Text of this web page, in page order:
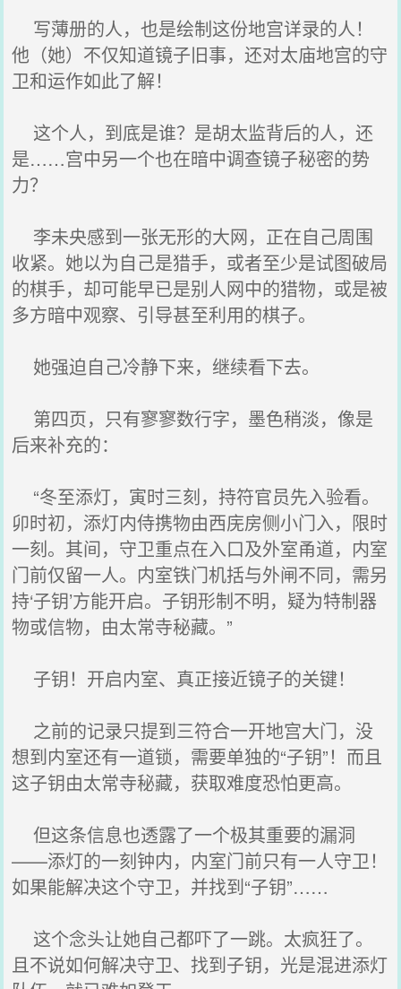
写薄册的人，也是绘制这份地宫详录的人！
他（她）不仅知道镜子旧事，还对太庙地宫的守
卫和运作如此了解！
这个人，到底是谁？是胡太监背后的人，还
是……宫中另一个也在暗中调查镜子秘密的势
力？
李未央感到一张无形的大网，正在自己周围
收紧。她以为自己是猎手，或者至少是试图破局
的棋手，却可能早已是别人网中的猎物，或是被
多方暗中观察、引导甚至利用的棋子。
她强迫自己冷静下来，继续看下去。
第四页，只有寥寥数行字，墨色稍淡，像是
后来补充的：
“冬至添灯，寅时三刻，持符官员先入验看。
卯时初，添灯内侍携物由西庑房侧小门入，限时
一刻。其间，守卫重点在入口及外室甬道，内室
门前仅留一人。内室铁门机括与外闸不同，需另
持‘子钥’方能开启。子钥形制不明，疑为特制器
物或信物，由太常寺秘藏。”
子钥！开启内室、真正接近镜子的关键！
之前的记录只提到三符合一开地宫大门，没
想到内室还有一道锁，需要单独的“子钥”！而且
这子钥由太常寺秘藏，获取难度恐怕更高。
但这条信息也透露了一个极其重要的漏洞
——添灯的一刻钟内，内室门前只有一人守卫！
如果能解决这个守卫，并找到“子钥”……
这个念头让她自己都吓了一跳。太疯狂了。
且不说如何解决守卫、找到子钥，光是混进添灯